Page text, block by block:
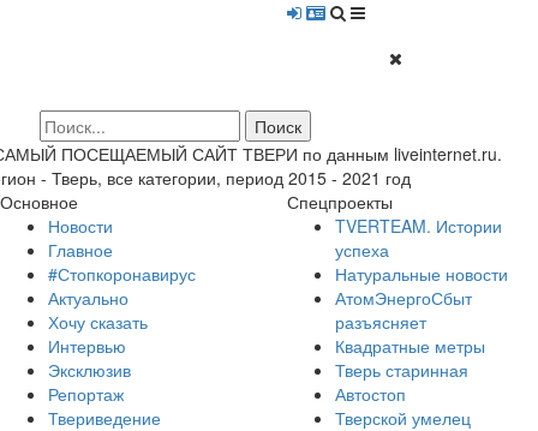
ПОСЕЩАЕМЫЙ САЙТ ТВЕРИ по данным liveinternet.ru.
- Тверь, все категории, период 2015 - 2021 год
Основное
Новости
Главное
#Стопкоронавирус
Актуально
Хочу сказать
Интервью
Эксклюзив
Репортаж
Твериведение
Спецпроекты
TVERTEAM. Истории
успеха
Натуральные новости
АтомЭнергоСбыт
разъясняет
Квадратные метры
Тверь старинная
Автостоп
Тверской умелец